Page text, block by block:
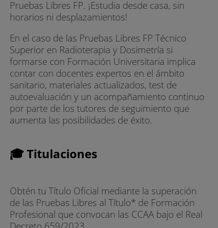
Pruebas Libres FP. ¡Estudia desde casa, sin
horarios ni desplazamientos!
En el caso de las Pruebas Libres FP Técnico
Superior en Radioterapia y Dosimetría si
formarse con Formación Universitaria implica
contar con docentes expertos en el ámbito
sanitario, materiales actualizados, test de
autoevaluación y un acompañamiento continuo
por parte de los tutores de seguimiento que
aumenta las posibilidades de éxito.
🎓 Titulaciones
Obtén tu Título Oficial mediante la superación
de las Pruebas Libres al Título* de Formación
Profesional que convocan las CCAA bajo el Real